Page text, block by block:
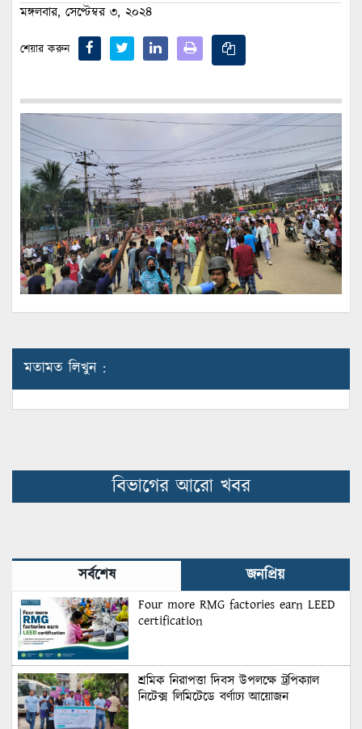
মঙ্গলবার, সেপ্টেম্বর ৩, ২০২৪
শেয়ার করুন
মতামত লিখুন :
বিভাগের আরো খবর
সর্বশেষ জনপ্রিয়
Four more RMG factories earn LEED
certification
শ্রমিক নিরাপত্তা দিবস উপলক্ষে ট্রপিক্যাল
নিটেক্স লিমিটেডে বর্ণাঢ্য আয়োজন